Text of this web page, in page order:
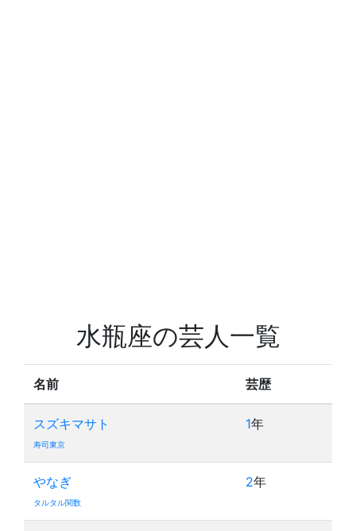
水瓶座の芸人一覧
名前 芸歴
スズキマサト
寿司東京
1年
やなぎ
タルタル関数
2年